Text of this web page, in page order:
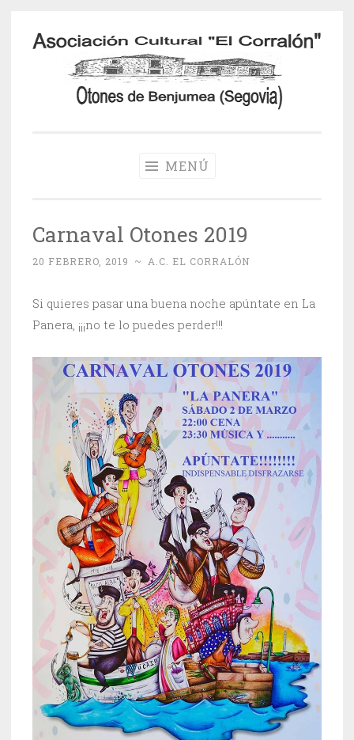
Saltar
contenido
MENÚ
Carnaval Otones 2019
20 FEBRERO, 2019 ~ A.C. EL CORRALÓN
Si quieres pasar una buena noche apúntate en La
Panera, ¡¡¡no te lo puedes perder!!!